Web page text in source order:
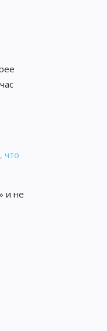
что
и не